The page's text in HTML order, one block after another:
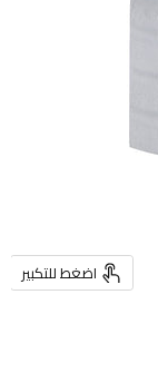
اضغط للتكبير